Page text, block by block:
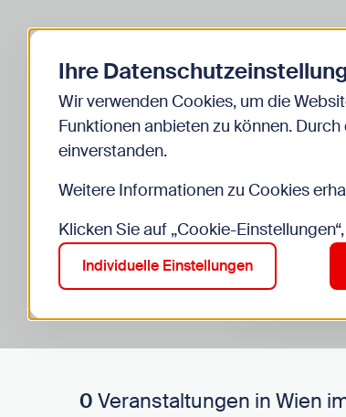
Start Kinder Veranstaltungen
Suche im
Suchen
0 Veranstaltungen in Wien
Ihre
Wir verwenden Cookies, um die
Funktionen anbieten zu können.
einverstanden.
Weitere Informationen zu Cookies
Klicken Sie auf „Cookie-
Individuelle Einstellungen